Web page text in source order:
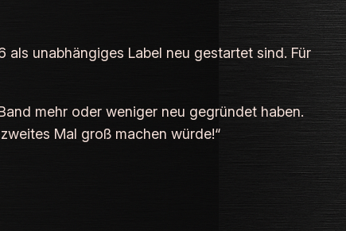
als unabhängiges Label neu gestartet sind. Für
mehr oder weniger neu gegründet haben.
Mal groß machen würde!“